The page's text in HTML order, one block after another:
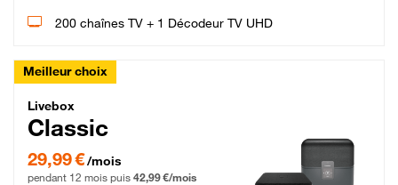
200 chaînes TV + 1 Décodeur TV UHD
Meilleur choix
Livebox Classic Fibre
Livebox
Classic
29,99 € par mois pendant 12 mois puis 42,99 € par mois, Engagement 12 mois
29,99 €/mois
pendant 12 mois puis 42,99 €/mois